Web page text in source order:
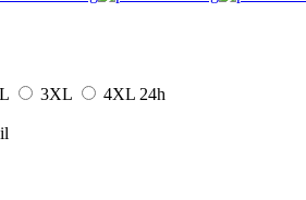
3XL 4XL 24h